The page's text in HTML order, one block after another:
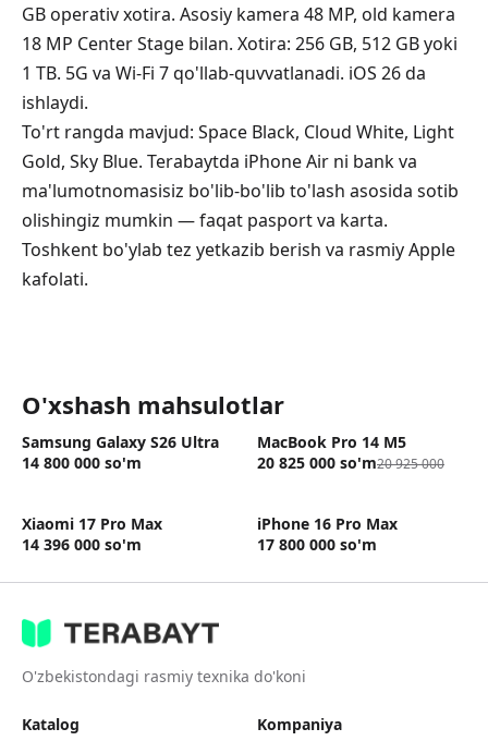
GB operativ xotira. Asosiy kamera 48 MP, old kamera
18 MP Center Stage bilan. Xotira: 256 GB, 512 GB yoki
1 TB. 5G va Wi-Fi 7 qo'llab-quvvatlanadi. iOS 26 da
ishlaydi.
To'rt rangda mavjud: Space Black, Cloud White, Light
Gold, Sky Blue. Terabaytda iPhone Air ni bank va
ma'lumotnomasisiz bo'lib-bo'lib to'lash asosida sotib
olishingiz mumkin — faqat pasport va karta.
Toshkent bo'ylab tez yetkazib berish va rasmiy Apple
kafolati.
O'xshash mahsulotlar
Samsung Galaxy S26 Ultra
14 800 000 so'm
MacBook Pro 14 M5
20 825 000 so'm20 925 000
Xiaomi 17 Pro Max
14 396 000 so'm
iPhone 16 Pro Max
17 800 000 so'm
O'zbekistondagi rasmiy texnika do'koni
Katalog Kompaniya